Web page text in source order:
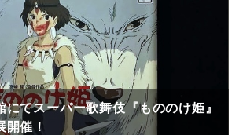
にてスーパー歌舞伎『もののけ姫』
開催！